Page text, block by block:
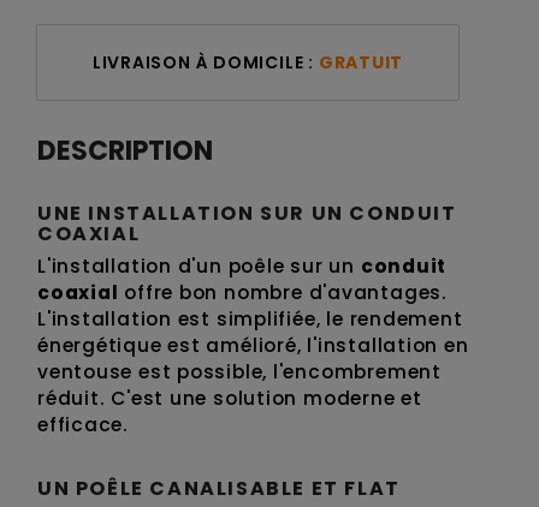
LIVRAISON À DOMICILE : GRATUIT
DESCRIPTION
UNE INSTALLATION SUR UN CONDUIT
COAXIAL
L'installation d'un poêle sur un conduit
coaxial offre bon nombre d'avantages.
L'installation est simplifiée, le rendement
énergétique est amélioré, l'installation en
ventouse est possible, l'encombrement
réduit. C'est une solution moderne et
efficace.
UN POÊLE CANALISABLE ET FLAT